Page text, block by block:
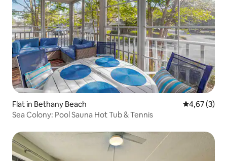
Flat in Bethany Beach
4,67 (3)
Sea Colony: Pool Sauna Hot Tub & Tennis